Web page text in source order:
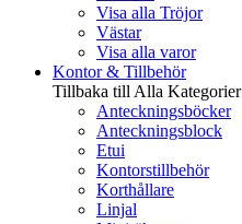
Visa alla Tröjor
Västar
Visa alla varor
Kontor & Tillbehör
Tillbaka till Alla Kategorier
Anteckningsböcker
Anteckningsblock
Etui
Kontorstillbehör
Korthållare
Linjal